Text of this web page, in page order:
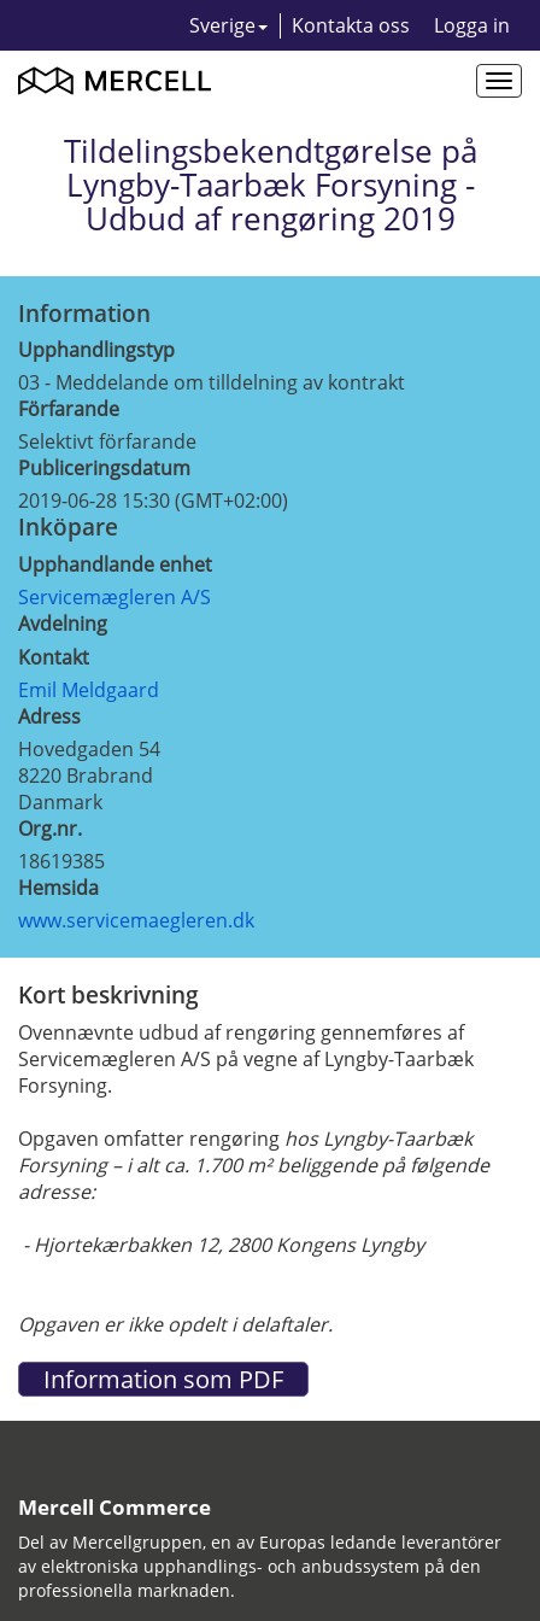
Sverige Kontakta oss Logga in
Tildelingsbekendtgørelse på
Lyngby-Taarbæk Forsyning -
Udbud af rengøring 2019
Information
Upphandlingstyp
03 - Meddelande om tilldelning av kontrakt
Förfarande
Selektivt förfarande
Publiceringsdatum
2019-06-28 15:30 (GMT+02:00)
Inköpare
Upphandlande enhet
Servicemægleren A/S
Avdelning
Kontakt
Emil Meldgaard
Adress
Hovedgaden 54
8220 Brabrand
Danmark
Org.nr.
18619385
Hemsida
www.servicemaegleren.dk
Kort beskrivning
Ovennævnte udbud af rengøring gennemføres af
Servicemægleren A/S på vegne af Lyngby-Taarbæk
Forsyning.
Opgaven omfatter rengøring hos Lyngby-Taarbæk
Forsyning – i alt ca. 1.700 m² beliggende på følgende
adresse:
- Hjortekærbakken 12, 2800 Kongens Lyngby
Opgaven er ikke opdelt i delaftaler.
Mercell Commerce
Del av Mercellgruppen, en av Europas ledande leverantörer
av elektroniska upphandlings- och anbudssystem på den
professionella marknaden.